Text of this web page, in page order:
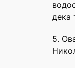
дека
5.